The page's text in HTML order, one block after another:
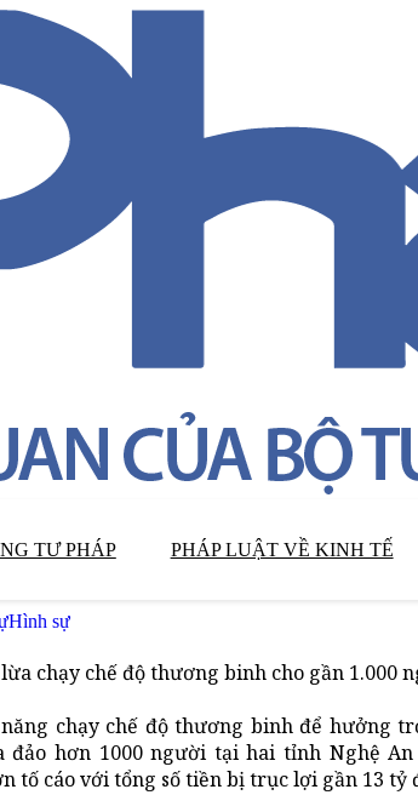
TƯ PHÁP PHÁP LUẬT VỀ KINH TẾ
Hình sự
chạy chế độ thương binh cho gần 1.000
chạy chế độ thương binh để hưởng
đảo hơn 1000 người tại hai tỉnh Nghệ
tố cáo với tổng số tiền bị trục lợi gần 13 tỷ